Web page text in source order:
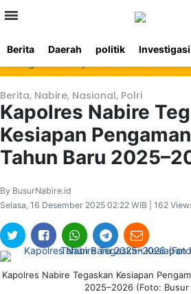
Layanan
Kami
Berita Daerah politik Investigasi
Berita, Nabire, Nasional, Polri
Kapolres Nabire
Kesiapan
Tahun Baru
By BusurNabire.id
Selasa, 16 Desember 2025 02:22 WIB | 162
Kapolres Nabire Tegaskan Kesiapan
2025–2026 (Foto: Busur